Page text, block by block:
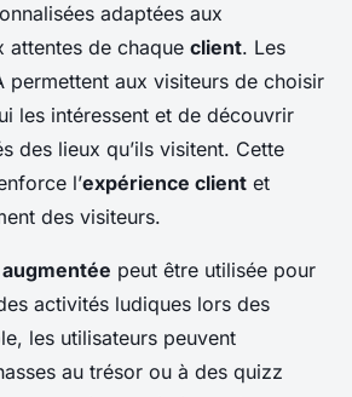
adaptées aux
attentes de chaque client. Les
permettent aux visiteurs de choisir
les intéressent et de découvrir
des lieux qu’ils visitent. Cette
l’expérience client et
des visiteurs.
peut être utilisée pour
activités ludiques lors des
les utilisateurs peuvent
au trésor ou à des quizz